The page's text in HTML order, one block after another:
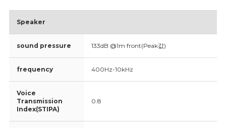
Speaker
sound pressure 133dB @1m front(Peak값)
frequency 400Hz-10kHz
Voice
Transmission
Index(STIPA)
0.8